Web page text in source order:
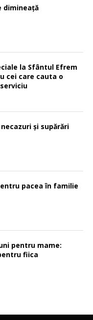
dimineață
la Sfântul Efrem
cei care cauta o
și supărări
pacea în familie
pentru mame:
fiica